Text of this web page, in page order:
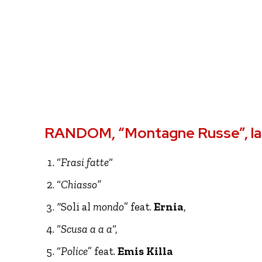
RANDOM, “Montagne Russe”,
“Frasi fatte“
“Chiasso”
“Soli al mondo” feat.Ernia,
“Scusa a a a“,
“Police” feat.Emis Killa